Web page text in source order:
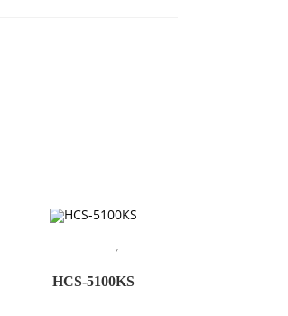
Système de conférence,
HCS-5100KS